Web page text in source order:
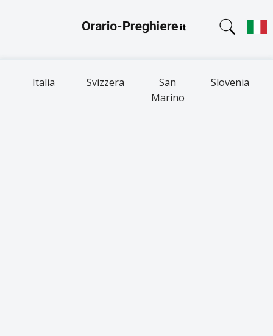
Italia Svizzera
San
Marino
Slovenia